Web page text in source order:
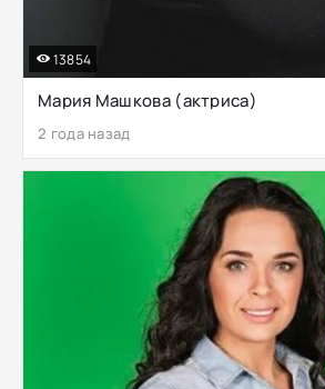
Мария Машкова (актриса)
2 года назад
13854